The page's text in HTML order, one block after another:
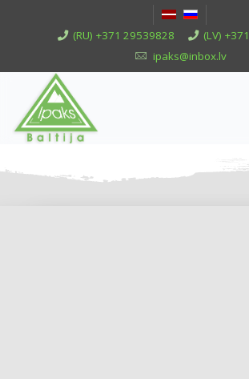
(RU) +371 29539828
(LV)
ipaks@inbox.lv